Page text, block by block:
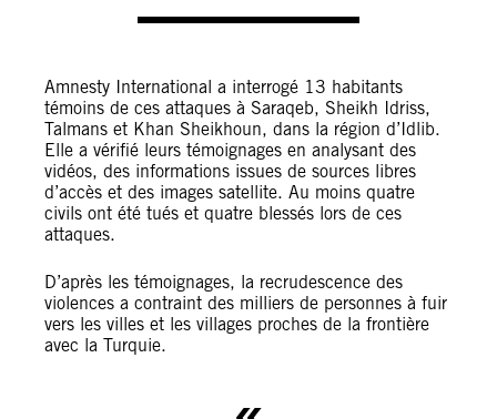
Amnesty International a interrogé 13 habitants
témoins de ces attaques à Saraqeb, Sheikh Idriss,
Talmans et Khan Sheikhoun, dans la région d’Idlib.
Elle a vérifié leurs témoignages en analysant des
vidéos, des informations issues de sources libres
d’accès et des images satellite. Au moins quatre
civils ont été tués et quatre blessés lors de ces
attaques.
D’après les témoignages, la recrudescence des
violences a contraint des milliers de personnes à fuir
vers les villes et les villages proches de la frontière
avec la Turquie.